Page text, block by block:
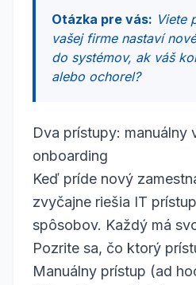
Otázka pre vás: Viete
vašej firme nastaví
do systémov, ak váš
alebo ochorel?
Dva prístupy: manuálny
onboarding
Keď príde nový
zvyčajne riešia IT
spôsobov. Každý má
Pozrite sa, čo ktorý
Manuálny prístup (ad